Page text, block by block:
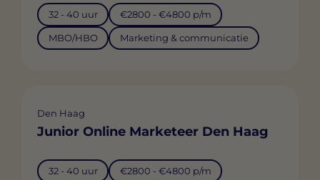
32 - 40 uur €2800 - €4800 p/m
MBO/HBO Marketing & communicatie
Den Haag
Junior Online Marketeer Den Haag
32 - 40 uur €2800 - €4800 p/m